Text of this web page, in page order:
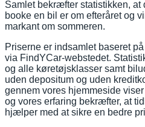
Samlet bekræfter statistikken, at
booke en bil er om efteråret og
markant om sommeren.
Priserne er indsamlet baseret
via FindYCar-webstedet.
og alle køretøjsklasser samt
uden depositum og uden
gennem vores hjemmeside
og vores erfaring bekræfter, at
hjælper med at sikre en bedre